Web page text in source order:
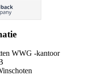
WWG -kantoor